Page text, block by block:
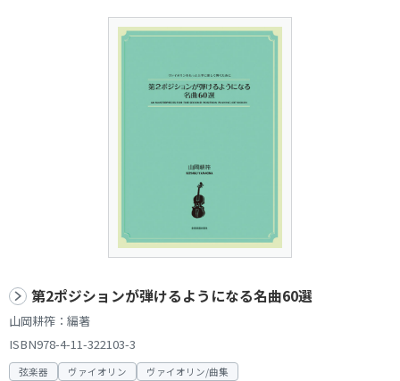
第2ポジションが弾けるようになる名曲60選
山岡耕筰：編著
ISBN978-4-11-322103-3
弦楽器 ヴァイオリン ヴァイオリン/曲集